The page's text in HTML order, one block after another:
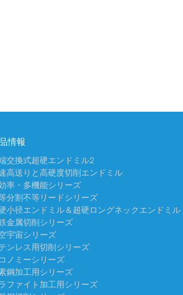
情報
交換式超硬エンドミル2
高送りと高硬度切削エンドミル
率・多機能シリーズ
分割不等リードシリーズ
小径エンドミル＆超硬ロングネックエンドミル
金属切削シリーズ
宇宙シリーズ
ンレス⽤切削シリーズ
ノミーシリーズ
鋼加工用シリーズ
ファイト加工用シリーズ